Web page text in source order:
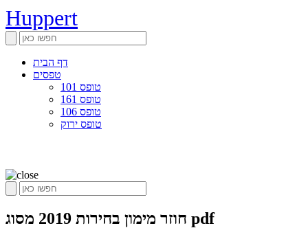
Huppert
דף הבית
טפסים
טופס 101
טופס 161
טופס 106
טופס ירוק
חוזר מימון בחירות 2019 מסוג pdf